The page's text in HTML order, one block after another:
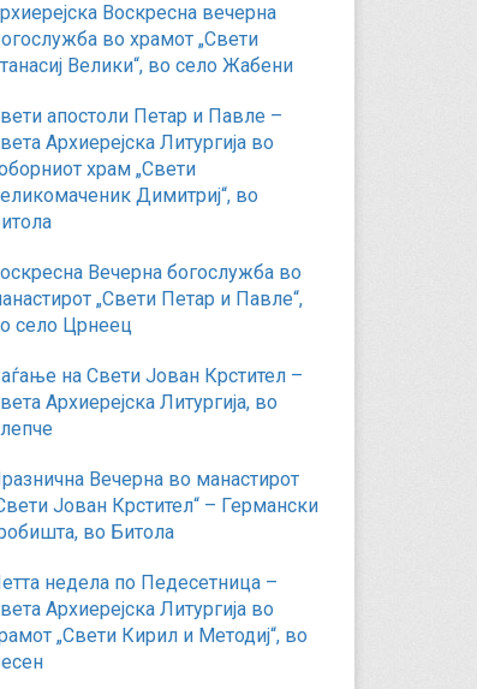
Воскресна вечерна
во храмот „Свети
Велики“, во село Жабени
апостоли Петар и Павле –
Архиерејска Литургија во
храм „Свети
Димитриј“, во
Вечерна богослужба во
„Свети Петар и Павле“,
село Црнеец
на Свети Јован Крстител –
Архиерејска Литургија, во
Вечерна во манастирот
Јован Крстител“ – Германски
во Битола
недела по Педесетница –
Архиерејска Литургија во
„Свети Кирил и Методиј“, во